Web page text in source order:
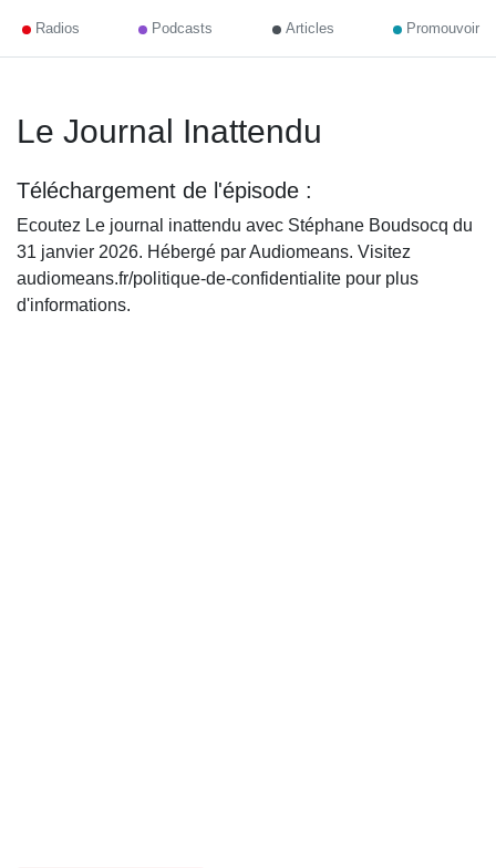
Radios Podcasts Articles Promouvoir
Le Journal Inattendu
Téléchargement de l'épisode :
Ecoutez Le journal inattendu avec Stéphane Boudsocq du
31 janvier 2026. Hébergé par Audiomeans. Visitez
audiomeans.fr/politique-de-confidentialite pour plus
d'informations.